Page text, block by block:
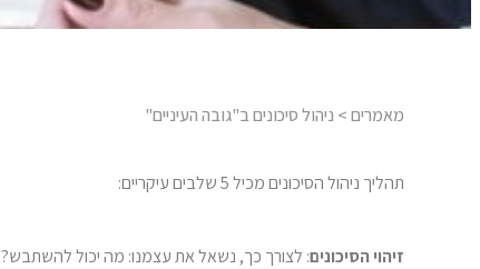
מאמרים> ניהול סיכונים ב"גובה העיניים"
תהליך ניהול הסיכונים מכיל 5 שלבים עיקריים:
זיהוי הסיכונים: לצורך כך, נשאל את עצמנו: מה יכול להשתבש?